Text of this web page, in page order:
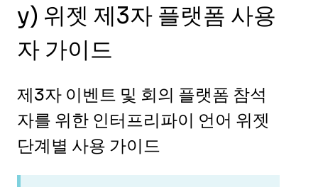
y) 위젯 제3자 플랫폼 사용
자 가이드
제3자 이벤트 및 회의 플랫폼 참석
자를 위한 인터프리파이 언어 위젯
단계별 사용 가이드